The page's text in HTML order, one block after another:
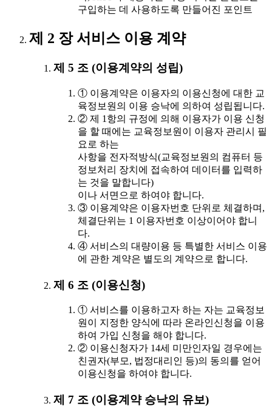
구입하는 데 사용하도록 만들어진 포인트
제 2 장 서비스 이용 계약
제 5 조 (이용계약의 성립)
① 이용계약은 이용자의 이용신청에 대한 교
육정보원의 이용 승낙에 의하여 성립됩니다.
② 제 1항의 규정에 의해 이용자가 이용 신청
을 할 때에는 교육정보원이 이용자 관리시 필
요로 하는
사항을 전자적방식(교육정보원의 컴퓨터 등
정보처리 장치에 접속하여 데이터를 입력하
는 것을 말합니다)
이나 서면으로 하여야 합니다.
③ 이용계약은 이용자번호 단위로 체결하며,
체결단위는 1 이용자번호 이상이어야 합니
다.
④ 서비스의 대량이용 등 특별한 서비스 이용
에 관한 계약은 별도의 계약으로 합니다.
제 6 조 (이용신청)
① 서비스를 이용하고자 하는 자는 교육정보
원이 지정한 양식에 따라 온라인신청을 이용
하여 가입 신청을 해야 합니다.
② 이용신청자가 14세 미만인자일 경우에는
친권자(부모, 법정대리인 등)의 동의를 얻어
이용신청을 하여야 합니다.
제 7 조 (이용계약 승낙의 유보)